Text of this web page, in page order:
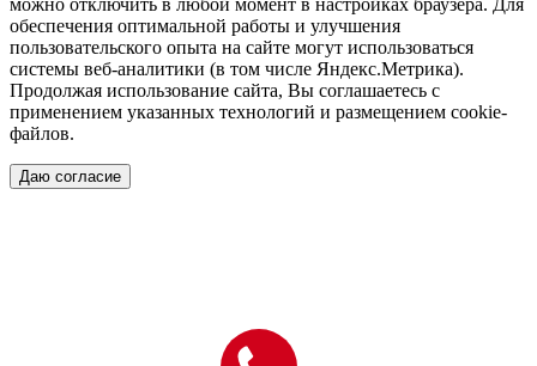
можно отключить в любой момент в настройках браузера. Для
обеспечения оптимальной работы и улучшения
пользовательского опыта на сайте могут использоваться
системы веб-аналитики (в том числе Яндекс.Метрика).
Продолжая использование сайта, Вы соглашаетесь с
применением указанных технологий и размещением cookie-
файлов.
Даю согласие